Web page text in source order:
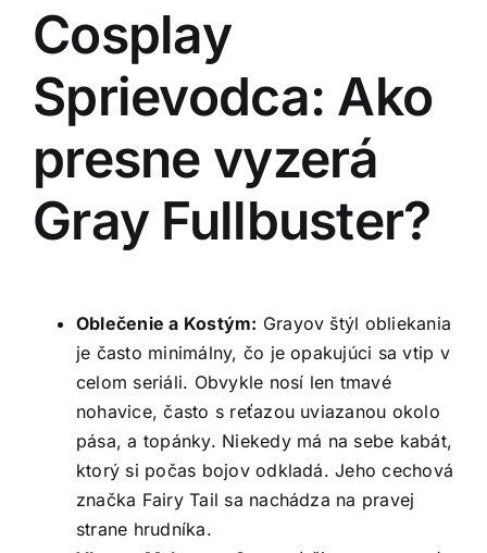
Cosplay
Sprievodca: Ako
presne vyzerá
Gray Fullbuster?
Oblečenie a Kostým: Grayov štýl obliekania
je často minimálny, čo je opakujúci sa vtip v
celom seriáli. Obvykle nosí len tmavé
nohavice, často s reťazou uviazanou okolo
pása, a topánky. Niekedy má na sebe kabát,
ktorý si počas bojov odkladá. Jeho cechová
značka Fairy Tail sa nachádza na pravej
strane hrudníka.